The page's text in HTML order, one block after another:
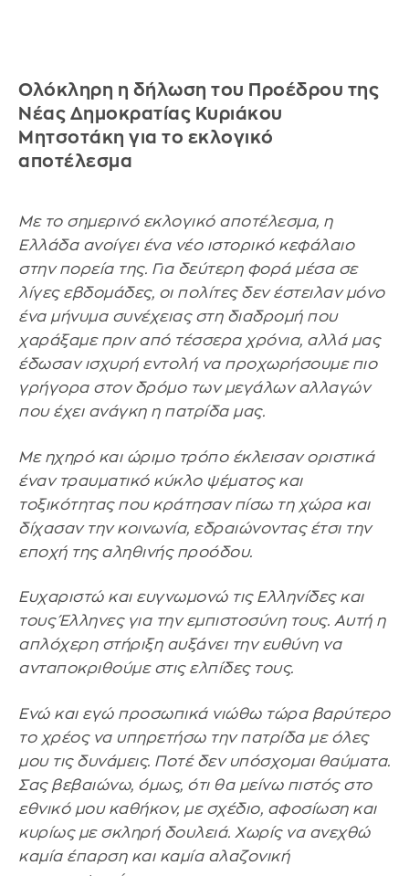
Ολόκληρη η δήλωση του Προέδρου της
Νέας Δημοκρατίας Κυριάκου
Μητσοτάκη για το εκλογικό
αποτέλεσμα
Με το σημερινό εκλογικό αποτέλεσμα, η
Ελλάδα ανοίγει ένα νέο ιστορικό κεφάλαιο
στην πορεία της. Για δεύτερη φορά μέσα σε
λίγες εβδομάδες, οι πολίτες δεν έστειλαν μόνο
ένα μήνυμα συνέχειας στη διαδρομή που
χαράξαμε πριν από τέσσερα χρόνια, αλλά μας
έδωσαν ισχυρή εντολή να προχωρήσουμε πιο
γρήγορα στον δρόμο των μεγάλων αλλαγών
που έχει ανάγκη η πατρίδα μας.
Με ηχηρό και ώριμο τρόπο έκλεισαν οριστικά
έναν τραυματικό κύκλο ψέματος και
τοξικότητας που κράτησαν πίσω τη χώρα και
δίχασαν την κοινωνία, εδραιώνοντας έτσι την
εποχή της αληθινής προόδου.
Ευχαριστώ και ευγνωμονώ τις Ελληνίδες και
τους Έλληνες για την εμπιστοσύνη τους. Αυτή η
απλόχερη στήριξη αυξάνει την ευθύνη να
ανταποκριθούμε στις ελπίδες τους.
Ενώ και εγώ προσωπικά νιώθω τώρα βαρύτερο
το χρέος να υπηρετήσω την πατρίδα με όλες
μου τις δυνάμεις. Ποτέ δεν υπόσχομαι θαύματα.
Σας βεβαιώνω, όμως, ότι θα μείνω πιστός στο
εθνικό μου καθήκον, με σχέδιο, αφοσίωση και
κυρίως με σκληρή δουλειά. Χωρίς να ανεχθώ
καμία έπαρση και καμία αλαζονική